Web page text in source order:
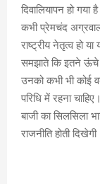
दिवालियापन हो
कभी प्रेमचंद
राष्ट्रीय नेतृत्व हो
समझाते कि इतने ऊंचे
उनको कभी भी कोई
परिधि में रहना
बाजी का सिलसिला
राजनीति होती